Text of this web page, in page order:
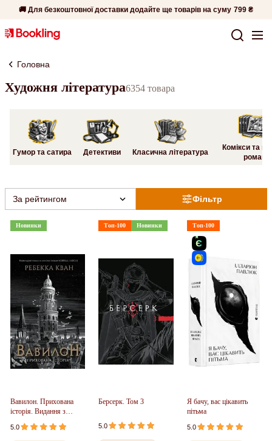
🚚 Для безкоштовної доставки додайте ще товарів на суму 799 ₴
Головна
Художня література6354 товара
Гумор та сатира Детективи Класична література
Комікси та
романи
Фільтр
За рейтингом
Новинки
Вавилон. Прихована
історія. Видання з
ілюстрованим зрізом
(у)
5.0
Топ-100 Новинки
Берсерк. Том 3
5.0
Топ-100
Я бачу, вас цікавить
пітьма
5.0